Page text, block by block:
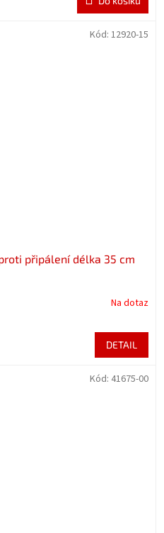
připálení délka 35 cm
Na dotaz
DETAIL
Kód: 12920-15
Kód: 41675-00